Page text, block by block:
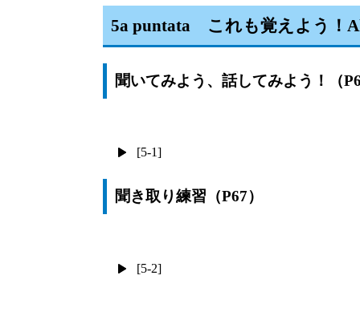
5a puntata これも覚えよう！
聞いてみよう、話してみよう！（
[5-1]
聞き取り練習（P67）
[5-2]